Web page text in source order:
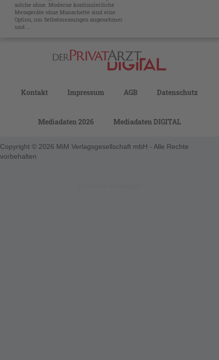
solche ohne. Moderne kontinuierliche
Messgeräte ohne Manschette sind eine
Option, um Selbstmessungen angenehmer
und ...
Kontakt Impressum AGB Datenschutz
Mediadaten 2026 Mediadaten DIGITAL
Copyright © 2026 MiM Verlagsgesellschaft mbH - Alle Rechte
vorbehalten